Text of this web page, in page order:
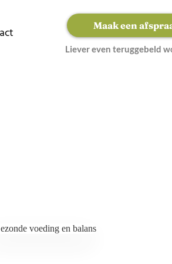
Maak een
Liever even teruggebeld